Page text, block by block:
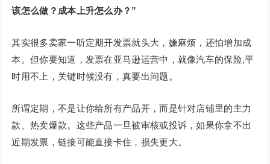
该怎么做？成本上升怎么办？”
其实很多卖家一听定期开发票就头大，嫌麻烦，还怕增加成
本。但你要知道，发票在亚马逊运营中，就像汽车的保险,平
时用不上，关键时候没有，真要出问题。
所谓定期，不是让你给所有产品开，而是针对店铺里的主力
款、热卖爆款。这些产品一旦被审核或投诉，如果你拿不出
近期发票，链接可能直接卡住，损失更大。